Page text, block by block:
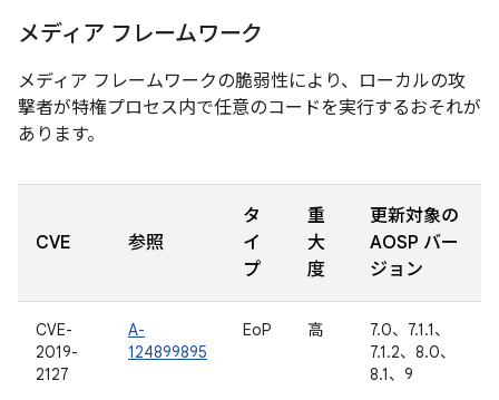
メディア フレームワーク
メディア フレームワークの脆弱性により、ローカルの攻
撃者が特権プロセス内で任意のコードを実行するおそれが
あります。
CVE 参照
タ
イ
プ
重
大
度
更新対象の
AOSP バー
ジョン
CVE-
2019-
2127
A-
124899895
EoP 高
7.0、7.1.1、
7.1.2、8.0、
8.1、9